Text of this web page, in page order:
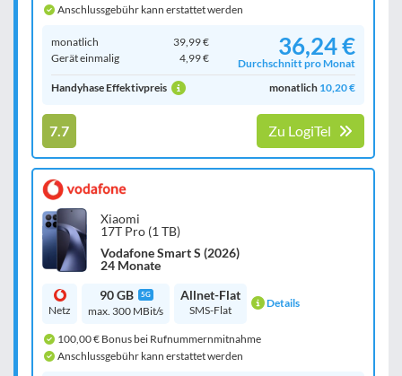
Anschlussgebühr kann erstattet werden
monatlich
39,99 €
Gerät einmalig
4,99 € 36,24 €
Durchschnitt pro Monat
Handyhase Effektivpreis
monatlich 10,20 €
7.7 Zu LogiTel
Xiaomi
17T Pro (1 TB)
Vodafone Smart S (2026)
24 Monate
Netz
90 GB 5G
max. 300 MBit/s
Allnet-Flat
SMS-Flat Details
100,00 € Bonus bei Rufnummernmitnahme
Anschlussgebühr kann erstattet werden